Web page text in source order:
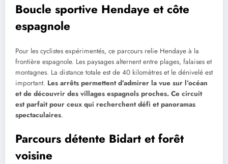
Boucle sportive Hendaye et côte
espagnole
Pour les cyclistes expérimentés, ce parcours relie Hendaye à la
frontière espagnole. Les paysages alternent entre plages, falaises et
montagnes. La distance totale est de 40 kilomètres et le dénivelé est
important. Les arrêts permettent d’admirer la vue sur l’océan
et de découvrir des villages espagnols proches. Ce circuit
est parfait pour ceux qui recherchent défi et panoramas
spectaculaires.
Parcours détente Bidart et forêt
voisine